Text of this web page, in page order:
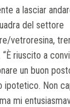
a lasciar
del settore
vetroresina,
“È riuscito a
un buon
ipotetico. Non
mi